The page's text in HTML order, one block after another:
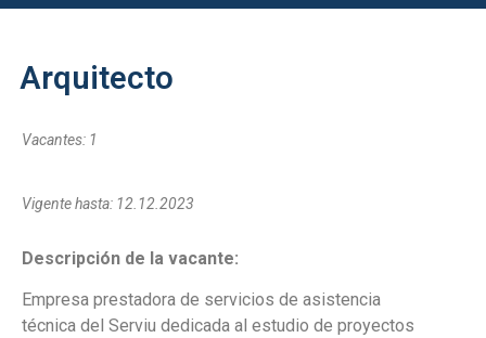
Arquitecto
Vacantes: 1
Vigente hasta: 12.12.2023
Descripción de la vacante:
Empresa prestadora de servicios de asistencia
técnica del Serviu dedicada al estudio de proyectos